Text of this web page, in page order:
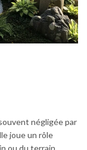
négligée par
joue un rôle
ou du terrain.